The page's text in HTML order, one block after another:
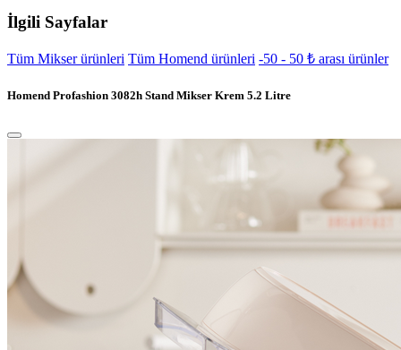
İlgili Sayfalar
Tüm Mikser ürünleri Tüm Homend ürünleri -50 - 50 ₺ arası ürünler
Homend Profashion 3082h Stand Mikser Krem 5.2 Litre